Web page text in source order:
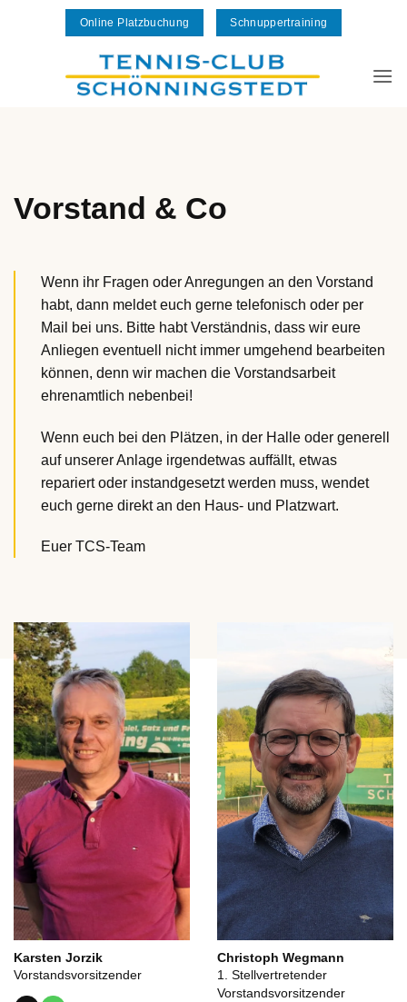
Online Platzbuchung Schnuppertraining
Vorstand & Co
Wenn ihr Fragen oder Anregungen an den Vorstand
habt, dann meldet euch gerne telefonisch oder per
Mail bei uns. Bitte habt Verständnis, dass wir eure
Anliegen eventuell nicht immer umgehend bearbeiten
können, denn wir machen die Vorstandsarbeit
ehrenamtlich nebenbei!
Wenn euch bei den Plätzen, in der Halle oder generell
auf unserer Anlage irgendetwas auffällt, etwas
repariert oder instandgesetzt werden muss, wendet
euch gerne direkt an den Haus- und Platzwart.
Euer TCS-Team
Karsten Jorzik
Vorstandsvorsitzender
Christoph Wegmann
1. Stellvertretender
Vorstandsvorsitzender